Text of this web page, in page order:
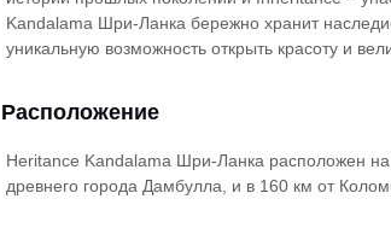
Kandalama Шри-Ланка бережно хранит
уникальную возможность открыть красоту и
Расположение
Heritance Kandalama Шри-Ланка расположен
древнего города Дамбулла, и в 160 км от